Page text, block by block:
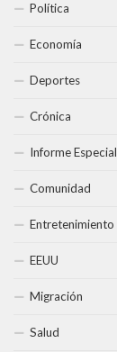
Política
Economía
Deportes
Crónica
Informe Especial
Comunidad
Entretenimiento
EEUU
Migración
Salud